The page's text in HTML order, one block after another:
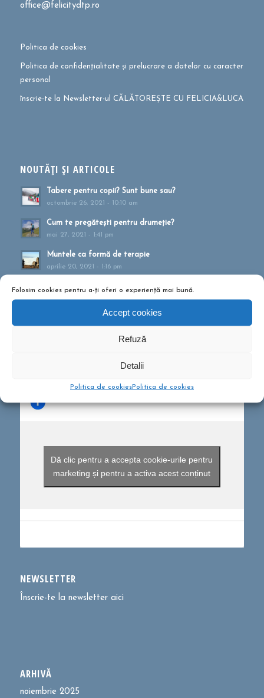
Folosim cookies pentru a-ți oferi o experiență mai bună.
Accept cookies
Refuză
Detalii
Politica de cookiesPolitica de cookies
office@felicitydtp.ro
Politica de cookies
Politica de confidențialitate și prelucrare a datelor cu caracter
personal
înscrie-te la Newsletter-ul CĂLĂTOREȘTE CU FELICIA&LUCA
NOUTĂȚI ȘI ARTICOLE
Tabere pentru copii? Sunt bune sau?
octombrie 26, 2021 - 10:10 am
Cum te pregătești pentru drumeție?
mai 27, 2021 - 1:41 pm
Muntele ca formă de terapie
aprilie 20, 2021 - 1:16 pm
Drumeții montane pentru familii!
februarie 13, 2020 - 5:21 pm
Ce să conțină rucsacul într-o drumeție de o zi?
Dă clic pentru a accepta cookie-urile pentru
marketing și pentru a activa acest conținut
NEWSLETTER
Înscrie-te la newsletter aici
ARHIVĂ
noiembrie 2025